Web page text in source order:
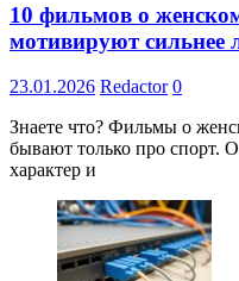
10 фильмов о
мотивируют сильнее
23.01.2026 Redactor 0
Знаете что? Фильмы о
бывают только про спорт.
характер и